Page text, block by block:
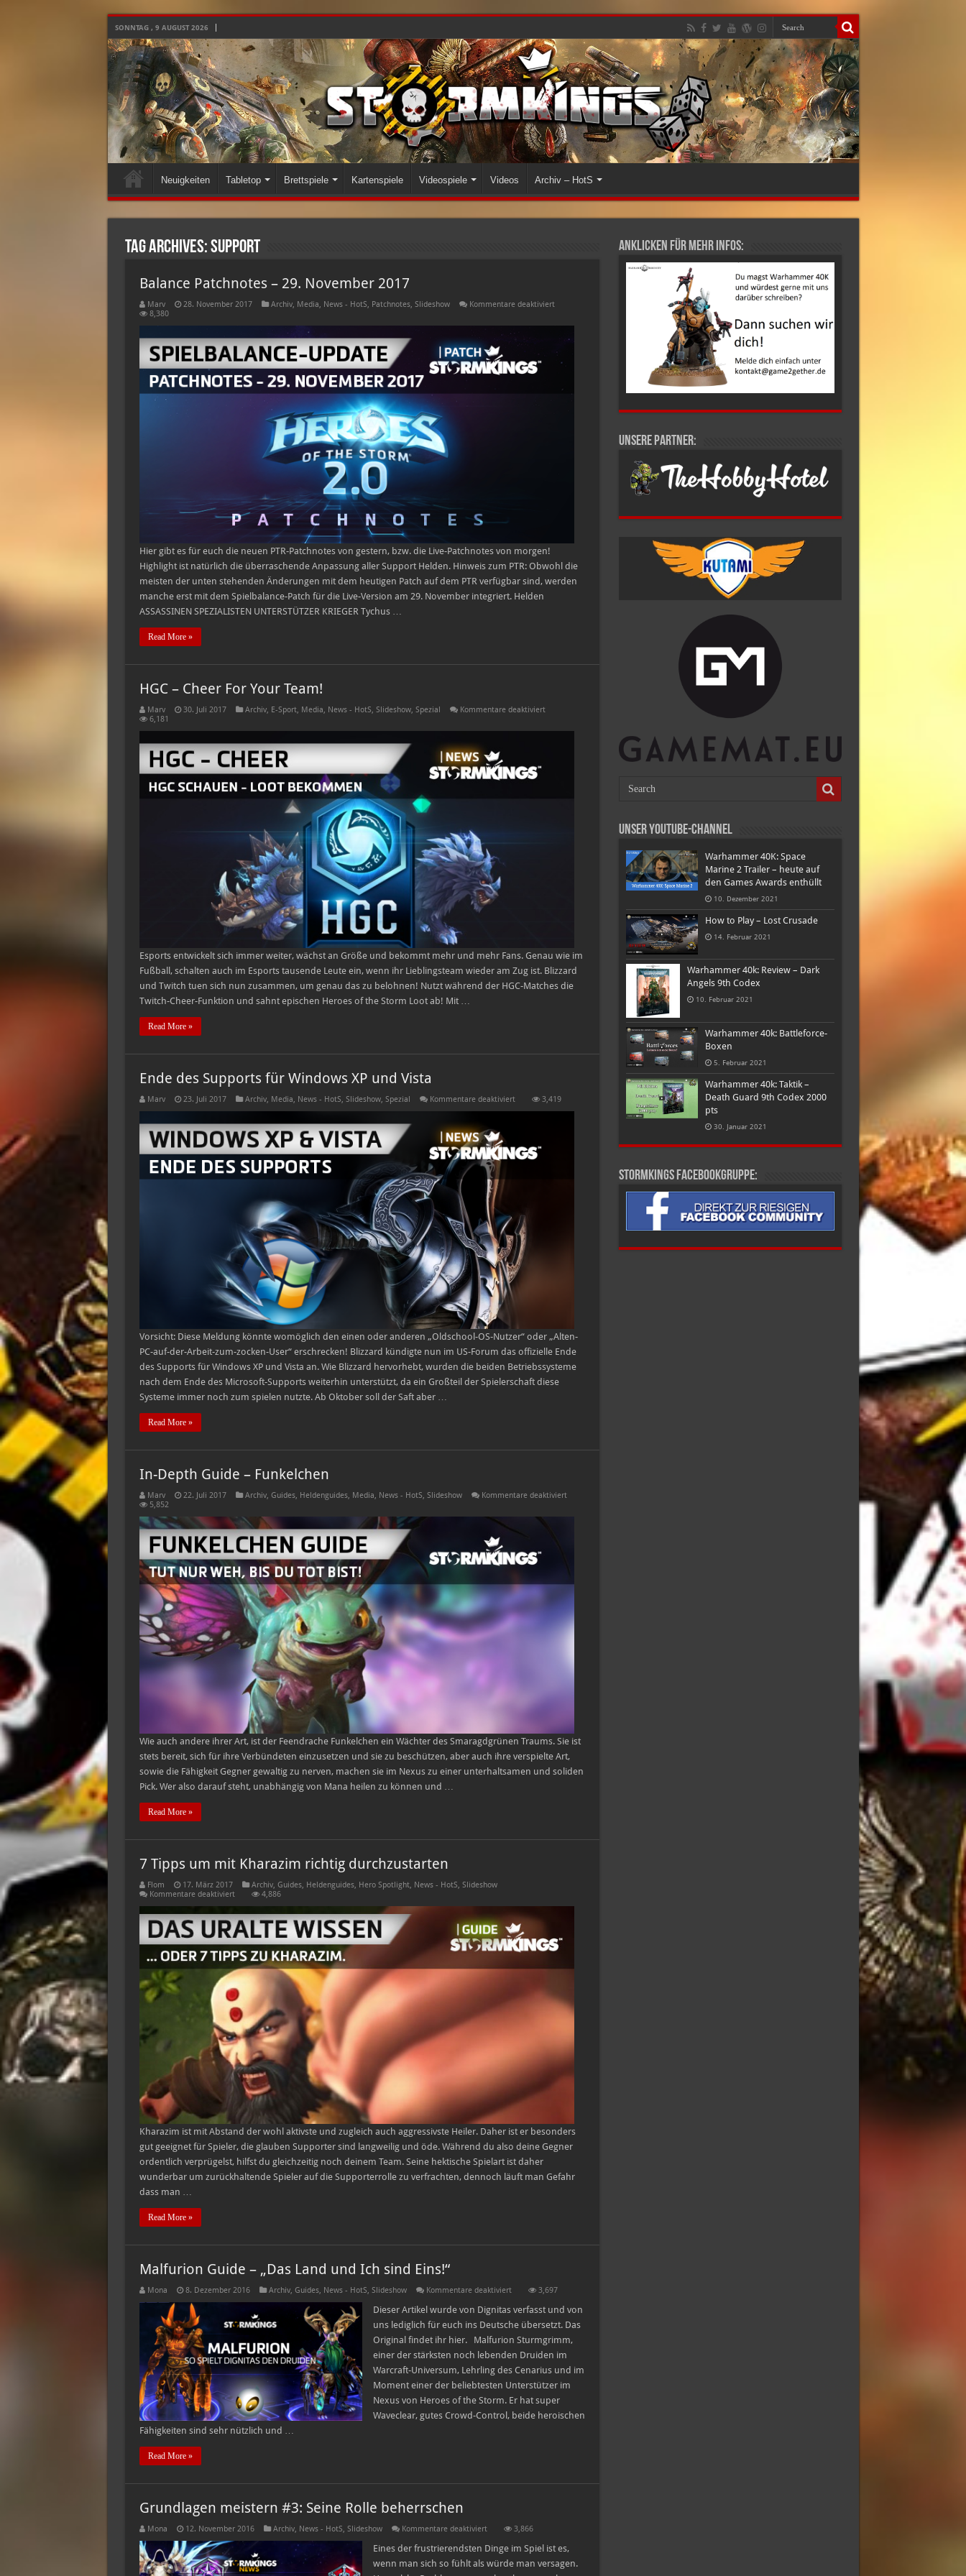
SONNTAG , 9 AUGUST 2026
Neuigkeiten Tabletop Brettspiele Kartenspiele Videospiele Videos Archiv – HotS
Tag Archives:support
Balance Patchnotes – 29. November 2017
Marv 28. November 2017 Archiv, Media, News - HotS, Patchnotes, Slideshow Kommentare deaktiviertfür
November
2017
8,380
Hier gibt es für euch die neuen PTR-Patchnotes von gestern, bzw. die Live-Patchnotes von morgen!
Highlight ist natürlich die überraschende Anpassung aller Support Helden. Hinweis zum PTR: Obwohl die
meisten der unten stehenden Änderungen mit dem heutigen Patch auf dem PTR verfügbar sind, werden
manche erst mit dem Spielbalance-Patch für die Live-Version am 29. November integriert. Helden
ASSASSINEN SPEZIALISTEN UNTERSTÜTZER KRIEGER Tychus …
Read More »
HGC – Cheer For Your Team!
Marv 30. Juli 2017 Archiv, E-Sport, Media, News - HotS, Slideshow, Spezial Kommentare deaktiviertfür
6,181
Esports entwickelt sich immer weiter, wächst an Größe und bekommt mehr und mehr Fans. Genau wie im
Fußball, schalten auch im Esports tausende Leute ein, wenn ihr Lieblingsteam wieder am Zug ist. Blizzard
und Twitch tuen sich nun zusammen, um genau das zu belohnen! Nutzt während der HGC-Matches die
Twitch-Cheer-Funktion und sahnt epischen Heroes of the Storm Loot ab! Mit …
Read More »
Ende des Supports für Windows XP und Vista
Marv 23. Juli 2017 Archiv, Media, News - HotS, Slideshow, Spezial Kommentare deaktiviertfür
Windows
XP
3,419
Vorsicht: Diese Meldung könnte womöglich den einen oder anderen „Oldschool-OS-Nutzer“ oder „Alten-
PC-auf-der-Arbeit-zum-zocken-User“ erschrecken! Blizzard kündigte nun im US-Forum das offizielle Ende
des Supports für Windows XP und Vista an. Wie Blizzard hervorhebt, wurden die beiden Betriebssysteme
nach dem Ende des Microsoft-Supports weiterhin unterstützt, da ein Großteil der Spielerschaft diese
Systeme immer noch zum spielen nutzte. Ab Oktober soll der Saft aber …
Read More »
In-Depth Guide – Funkelchen
Marv 22. Juli 2017 Archiv, Guides, Heldenguides, Media, News - HotS, Slideshow Kommentare deaktiviertfür
5,852
Wie auch andere ihrer Art, ist der Feendrache Funkelchen ein Wächter des Smaragdgrünen Traums. Sie ist
stets bereit, sich für ihre Verbündeten einzusetzen und sie zu beschützen, aber auch ihre verspielte Art,
sowie die Fähigkeit Gegner gewaltig zu nerven, machen sie im Nexus zu einer unterhaltsamen und soliden
Pick. Wer also darauf steht, unabhängig von Mana heilen zu können und …
Read More »
7 Tipps um mit Kharazim richtig durchzustarten
Flom 17. März 2017 Archiv, Guides, Heldenguides, Hero Spotlight, News - HotS, Slideshow
Kommentare deaktiviertfür
Tipps
um
mit
Kharazim
richtig
durchzustarten
4,886
Kharazim ist mit Abstand der wohl aktivste und zugleich auch aggressivste Heiler. Daher ist er besonders
gut geeignet für Spieler, die glauben Supporter sind langweilig und öde. Während du also deine Gegner
ordentlich verprügelst, hilfst du gleichzeitig noch deinem Team. Seine hektische Spielart ist daher
wunderbar um zurückhaltende Spieler auf die Supporterrolle zu verfrachten, dennoch läuft man Gefahr
dass man …
Read More »
Malfurion Guide – „Das Land und Ich sind Eins!“
Mona 8. Dezember 2016 Archiv, Guides, News - HotS, Slideshow Kommentare deaktiviertfür
Guide
„Das
Land
und
Ich
Eins!“
3,697
Dieser Artikel wurde von Dignitas verfasst und von
uns lediglich für euch ins Deutsche übersetzt. Das
Original findet ihr hier. Malfurion Sturmgrimm,
einer der stärksten noch lebenden Druiden im
Warcraft-Universum, Lehrling des Cenarius und im
Moment einer der beliebtesten Unterstützer im
Nexus von Heroes of the Storm. Er hat super
Waveclear, gutes Crowd-Control, beide heroischen
Fähigkeiten sind sehr nützlich und …
Read More »
Grundlagen meistern #3: Seine Rolle beherrschen
Mona 12. November 2016 Archiv, News - HotS, Slideshow Kommentare deaktiviertfür
meistern
Seine
3,866
Eines der frustrierendsten Dinge im Spiel ist es,
wenn man sich so fühlt als würde man versagen.
Anklicken für mehr Infos:
Unsere Partner:
Unser Youtube-Channel
Warhammer 40K: Space
Marine 2 Trailer – heute auf
den Games Awards enthüllt
10. Dezember 2021
How to Play – Lost Crusade
14. Februar 2021
Warhammer 40k: Review – Dark
Angels 9th Codex
10. Februar 2021
Warhammer 40k: Battleforce-
Boxen
5. Februar 2021
Warhammer 40k: Taktik –
Death Guard 9th Codex 2000
pts
30. Januar 2021
Stormkings Facebookgruppe: